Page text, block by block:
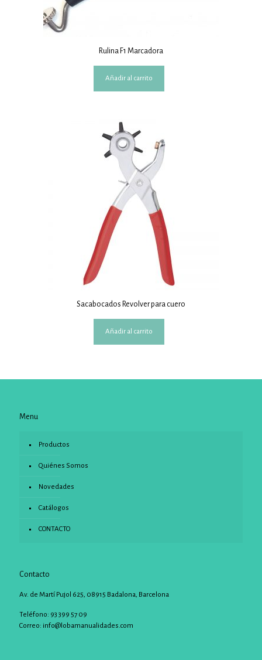
Rulina F1 Marcadora
Añadir al carrito
Sacabocados Revolver para cuero
Añadir al carrito
Menu
Productos
Quiénes Somos
Novedades
Catálogos
CONTACTO
Contacto
Av. de Martí Pujol 625, 08915 Badalona, Barcelona
Teléfono: 93 399 57 09
Correo: info@lobamanualidades.com